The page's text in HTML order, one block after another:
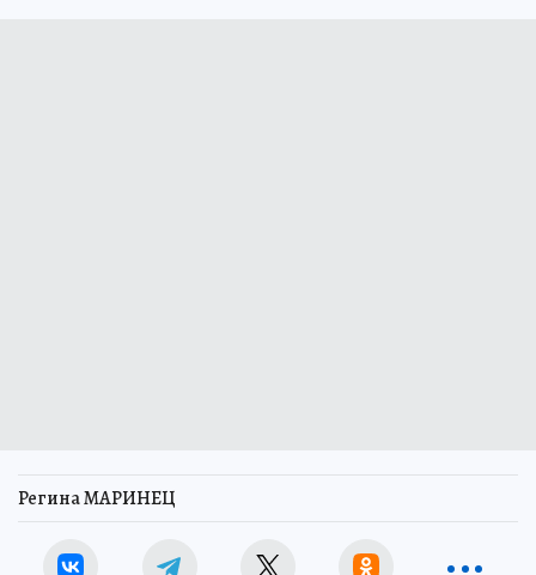
Регина МАРИНЕЦ